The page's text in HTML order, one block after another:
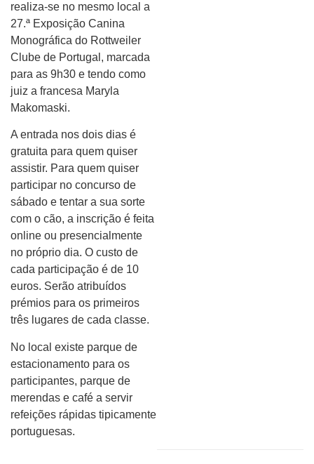
realiza-se no mesmo local a
27.ª Exposição Canina
Monográfica do Rottweiler
Clube de Portugal, marcada
para as 9h30 e tendo como
juiz a francesa Maryla
Makomaski.
A entrada nos dois dias é
gratuita para quem quiser
assistir. Para quem quiser
participar no concurso de
sábado e tentar a sua sorte
com o cão, a inscrição é feita
online ou presencialmente
no próprio dia. O custo de
cada participação é de 10
euros. Serão atribuídos
prémios para os primeiros
três lugares de cada classe.
No local existe parque de
estacionamento para os
participantes, parque de
merendas e café a servir
refeições rápidas tipicamente
portuguesas.